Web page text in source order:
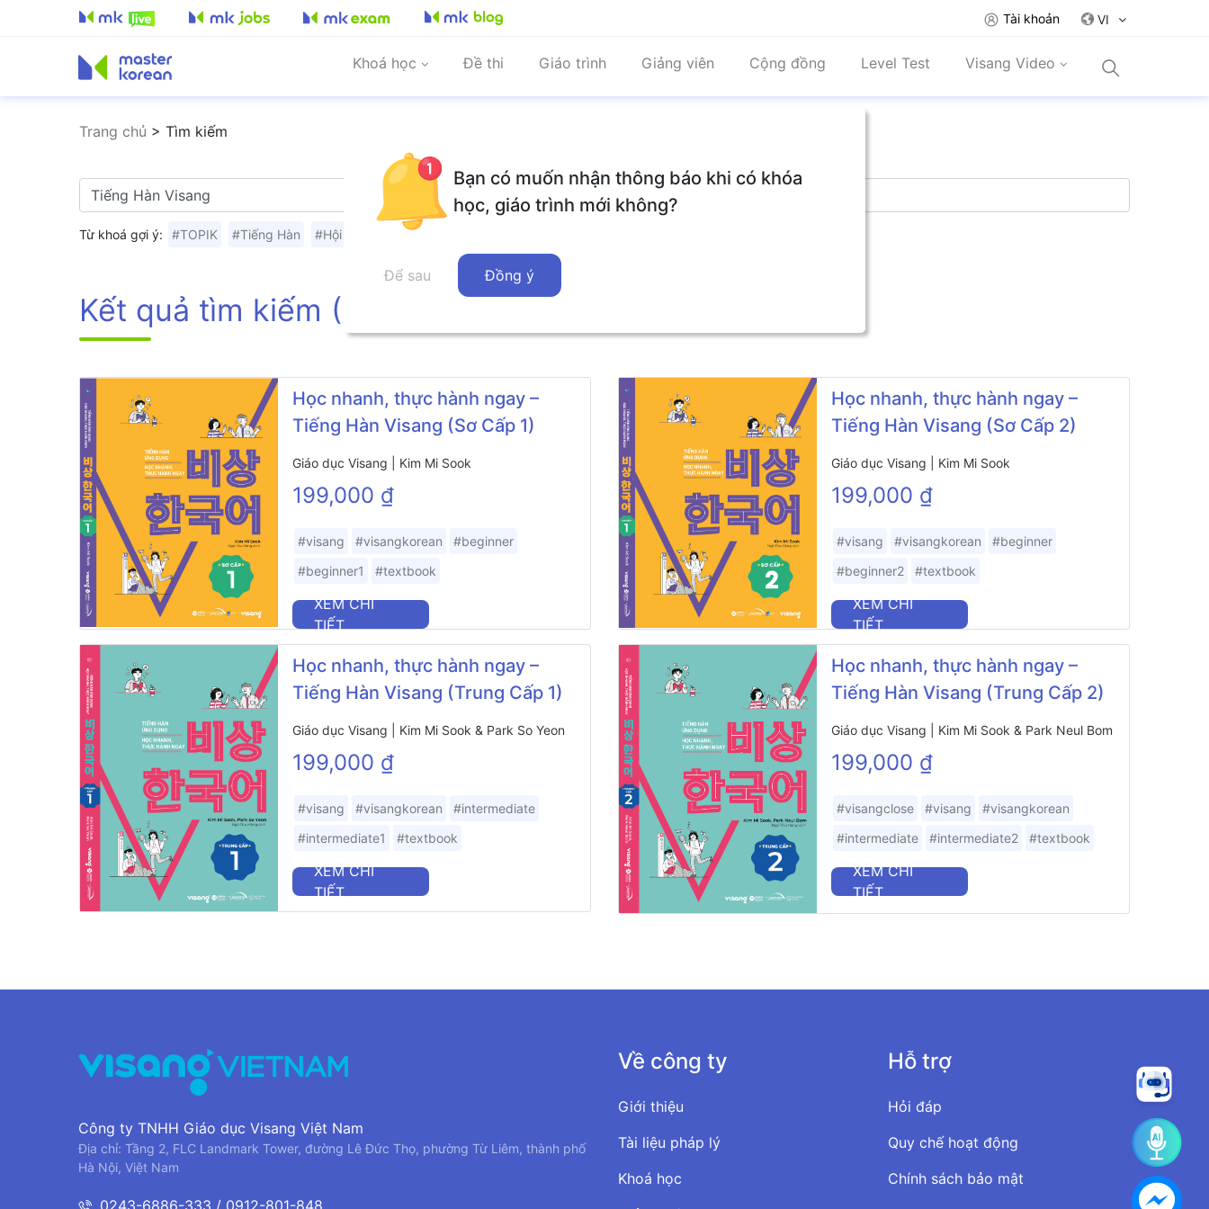
Tài khoản VI
Khoá học Đề thi Giáo trình Giảng viên Cộng đồng Level Test Visang Video
Trang chủ > Tìm kiếm
Từ khoá gợi ý: #TOPIK #Tiếng Hàn #Hội thoại #Tiếng Hàn Visang
Kết quả tìm kiếm (4)
Học nhanh, thực hành ngay –
Tiếng Hàn Visang (Sơ Cấp 1)
Giáo dục Visang | Kim Mi Sook
199,000 ₫
#visang #visangkorean
#beginner
#beginner1
#textbook
XEM CHI
TIẾT
Học nhanh, thực hành ngay –
Tiếng Hàn Visang (Sơ Cấp 2)
Giáo dục Visang | Kim Mi Sook
199,000 ₫
#visang #visangkorean
#beginner
#beginner2
#textbook
XEM CHI
TIẾT
Học nhanh, thực hành ngay –
Tiếng Hàn Visang (Trung Cấp 1)
Giáo dục Visang | Kim Mi Sook & Park So Yeon
199,000 ₫
#visang #visangkorean
#intermediate
#intermediate1
#textbook
XEM CHI
TIẾT
Học nhanh, thực hành ngay –
Tiếng Hàn Visang (Trung Cấp 2)
Giáo dục Visang | Kim Mi Sook & Park Neul Bom
199,000 ₫
#visangclose #visang
#visangkorean
#intermediate
#intermediate2 #textbook
XEM CHI
TIẾT
Bạn có muốn nhận thông báo khi có khóa
học, giáo trình mới không?
Để sau Đồng ý
Công ty TNHH Giáo dục Visang Việt Nam
Địa chỉ: Tầng 2, FLC Landmark Tower, đường Lê Đức Thọ, phường Từ Liêm, thành phố
Hà Nội, Việt Nam
Về công ty
Giới thiệu
Tài liệu pháp lý
Khoá học
Hỗ trợ
Hỏi đáp
Quy chế hoạt động
Chính sách bảo mật